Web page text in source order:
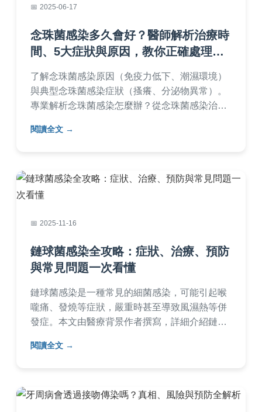
2025-06-17
念珠菌感染多久會好？醫師解析治療時
間、5大症狀與原因，教你正確處理念
了解念珠菌感染原因（免疫力低下、潮濕環境）
與典型念珠菌感染症狀（搔癢、分泌物異常）。
專業解析念珠菌感染怎麼辦？從念珠菌感染治療
染多久會好（通常1-2週）。完整防治知識一次看
閱讀全文
2025-11-16
鏈球菌感染全攻略：症狀、治療、預防
與常見問題一次看懂
鏈球菌感染是一種常見的細菌感染，可能引起喉
嚨痛、發燒等症狀，嚴重時甚至導致風濕熱等併
發症。本文由醫療背景作者撰寫，詳細介紹鏈球
事項，以及日常預防技巧。文中包含實用表格、
閱讀全文